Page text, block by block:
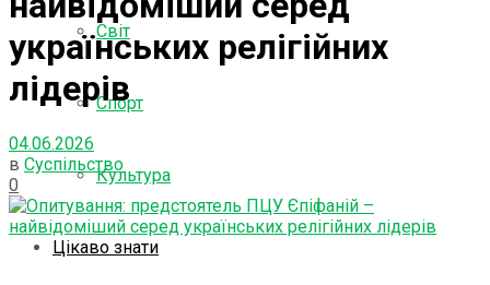
Світ
Спорт
Культура
Цікаво знати
українських релігійних
лідерів
04.06.2026
в Суспільство
0